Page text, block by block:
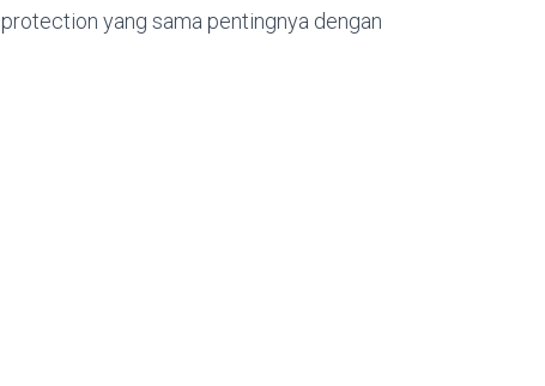
yang sama pentingnya dengan